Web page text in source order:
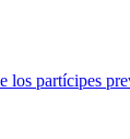
los partícipes